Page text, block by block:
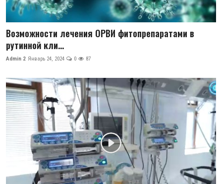
Возможности лечения ОРВИ фитопрепаратами в
рутинной кли...
Admin 2 Январь 24, 2024 0 87